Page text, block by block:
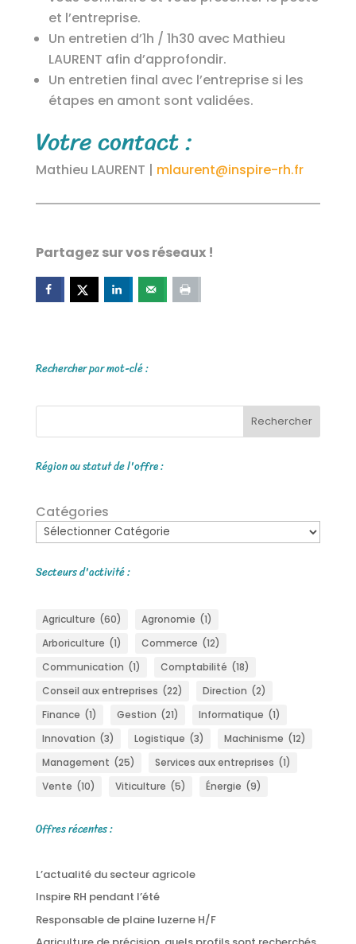
et l’entreprise.
Un entretien d’1h / 1h30 avec Mathieu
LAURENT afin d’approfondir.
Un entretien final avec l’entreprise si les
étapes en amont sont validées.
Votre contact :
Mathieu LAURENT | mlaurent@inspire-rh.fr
Partagez sur vos réseaux !
Rechercher par mot-clé :
Rechercher
Région ou statut de l'offre :
Catégories
Secteurs d'activité :
Agriculture (60) Agronomie (1)
Arboriculture (1) Commerce (12)
Communication (1) Comptabilité (18)
Conseil aux entreprises (22) Direction (2)
Finance (1) Gestion (21) Informatique (1)
Innovation (3) Logistique (3) Machinisme (12)
Management (25) Services aux entreprises (1)
Vente (10) Viticulture (5) Énergie (9)
Offres récentes :
L’actualité du secteur agricole
Inspire RH pendant l’été
Responsable de plaine luzerne H/F